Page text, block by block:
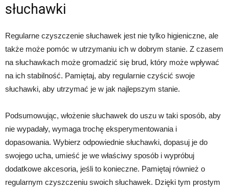
słuchawki
Regularne czyszczenie słuchawek jest nie tylko higieniczne, ale
także może pomóc w utrzymaniu ich w dobrym stanie. Z czasem
na słuchawkach może gromadzić się brud, który może wpływać
na ich stabilność. Pamiętaj, aby regularnie czyścić swoje
słuchawki, aby utrzymać je w jak najlepszym stanie.
Podsumowując, włożenie słuchawek do uszu w taki sposób, aby
nie wypadały, wymaga trochę eksperymentowania i
dopasowania. Wybierz odpowiednie słuchawki, dopasuj je do
swojego ucha, umieść je we właściwy sposób i wypróbuj
dodatkowe akcesoria, jeśli to konieczne. Pamiętaj również o
regularnym czyszczeniu swoich słuchawek. Dzięki tym prostym